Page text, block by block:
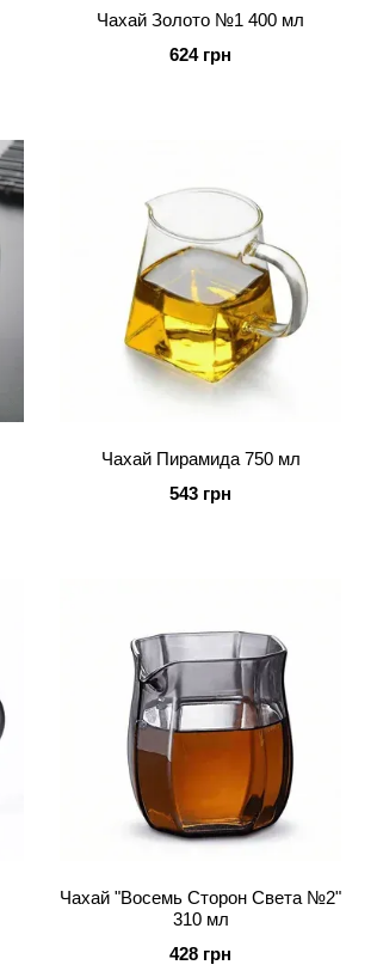
Чахай Золото №1 400 мл
624 грн
Чахай Пирамида 750 мл
543 грн
Чахай "Восемь Сторон Света №2"
310 мл
428 грн